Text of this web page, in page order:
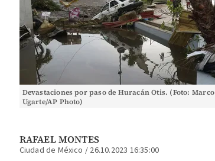
Devastaciones por paso de Huracán Otis. (Foto: Marco
Ugarte/AP Photo)
RAFAEL MONTES
Ciudad de México / 26.10.2023 16:35:00